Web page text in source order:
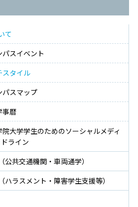
て
パスイベント
スタイル
パスマップ
事暦
院大学学生のためのソーシャルメディ
ライン
公共交通機関・車両通学）
ハラスメント・障害学生支援等）